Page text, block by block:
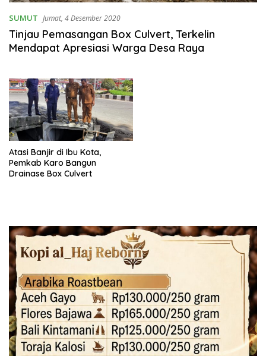
SUMUT Jumat, 4 Desember 2020
Tinjau Pemasangan Box Culvert, Terkelin
Mendapat Apresiasi Warga Desa Raya
Atasi Banjir di Ibu Kota,
Pemkab Karo Bangun
Drainase Box Culvert